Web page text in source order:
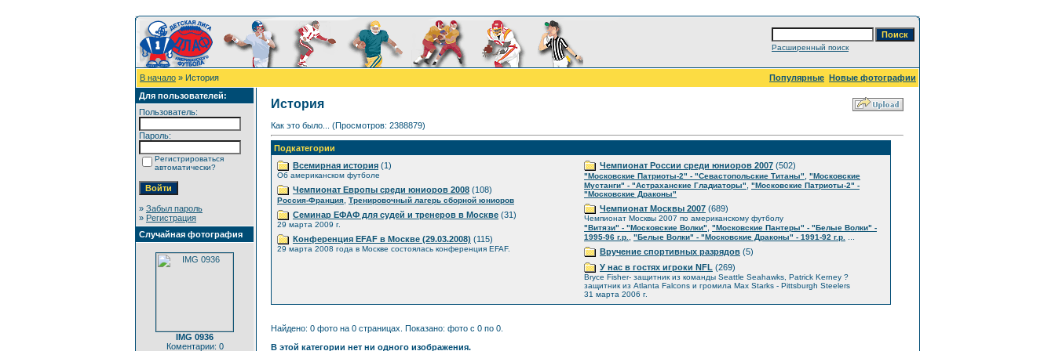
Расширенный поиск
В начало » История Популярные Новые фотографии
Для пользователей:
Пользователь:
Пароль:
Регистрироваться
автоматически?
» Забыл пароль
» Регистрация
Случайная фотография
IMG 0936
Коментарии: 0
История
Как это было... (Просмотров: 2388879)
Подкатегории
Всемирная история (1)
Об американском футболе
Чемпионат Европы среди юниоров 2008 (108)
Россия-Франция Тренировочный лагерь сборной юниоров
Семинар ЕФАФ для судей и тренеров в Москве (31)
29 марта 2009 г.
Конференция EFAF в Москве (29.03.2008) (115)
29 марта 2008 года в Москве состоялась конференция EFAF.
Чемпионат России среди юниоров 2007 (502)
"Московские Патриоты-2" - "Севастопольские Титаны"
"Московские
Мустанги" - "Астраханские Гладиаторы"
"Московские Патриоты-2" -
"Московские Драконы"
Чемпионат Москвы 2007 (689)
Чемпионат Москвы 2007 по американскому футболу
"Витязи" - "Московские Волки"
"Московские Пантеры" - "Белые Волки" -
1995-96 г.р.
"Белые Волки" - "Московские Драконы" - 1991-92 г.р.
Вручение спортивных разрядов (5)
У нас в гостях игроки NFL (269)
Bryce Fisher- защитник из команды Seattle Seahawks, Patrick Kerney ?
защитник из Atlanta Falcons и громила Max Starks - Pittsburgh Steelers
31 марта 2006 г.
Найдено: 0 фото на 0 страницах. Показано: фото с 0 по 0.
В этой категории нет ни одного изображения.